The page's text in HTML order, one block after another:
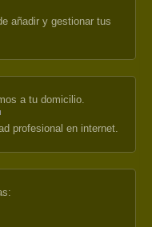
añadir y gestionar tus
a tu domicilio.
profesional en internet.